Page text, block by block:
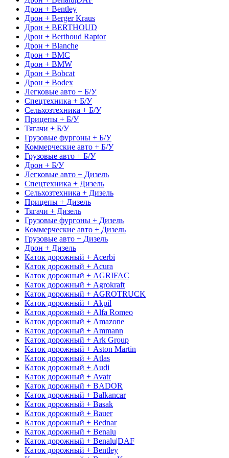
Дрон + Bentley
Дрон + Berger Kraus
Дрон + BERTHOUD
Дрон + Berthoud Raptor
Дрон + Blanche
Дрон + BMC
Дрон + BMW
Дрон + Bobcat
Дрон + Bodex
Легковые авто + Б/У
Спецтехника + Б/У
Сельхозтехника + Б/У
Прицепы + Б/У
Тягачи + Б/У
Грузовые фургоны + Б/У
Коммерческие авто + Б/У
Грузовые авто + Б/У
Дрон + Б/У
Легковые авто + Дизель
Спецтехника + Дизель
Сельхозтехника + Дизель
Прицепы + Дизель
Тягачи + Дизель
Грузовые фургоны + Дизель
Коммерческие авто + Дизель
Грузовые авто + Дизель
Дрон + Дизель
Каток дорожный + Acerbi
Каток дорожный + Acura
Каток дорожный + AGRIFAC
Каток дорожный + Agrokraft
Каток дорожный + AGROTRUCK
Каток дорожный + Akpil
Каток дорожный + Alfa Romeo
Каток дорожный + Amazone
Каток дорожный + Ammann
Каток дорожный + Ark Group
Каток дорожный + Aston Martin
Каток дорожный + Atlas
Каток дорожный + Audi
Каток дорожный + Avatr
Каток дорожный + BADOR
Каток дорожный + Balkancar
Каток дорожный + Basak
Каток дорожный + Bauer
Каток дорожный + Bednar
Каток дорожный + Benalu
Каток дорожный + Benalu|DAF
Каток дорожный + Bentley